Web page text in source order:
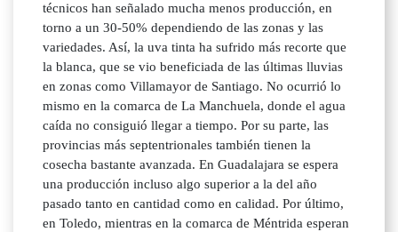
técnicos han señalado mucha menos producción, en
torno a un 30-50% dependiendo de las zonas y las
variedades. Así, la uva tinta ha sufrido más recorte que
la blanca, que se vio beneficiada de las últimas lluvias
en zonas como Villamayor de Santiago. No ocurrió lo
mismo en la comarca de La Manchuela, donde el agua
caída no consiguió llegar a tiempo. Por su parte, las
provincias más septentrionales también tienen la
cosecha bastante avanzada. En Guadalajara se espera
una producción incluso algo superior a la del año
pasado tanto en cantidad como en calidad. Por último,
en Toledo, mientras en la comarca de Méntrida esperan